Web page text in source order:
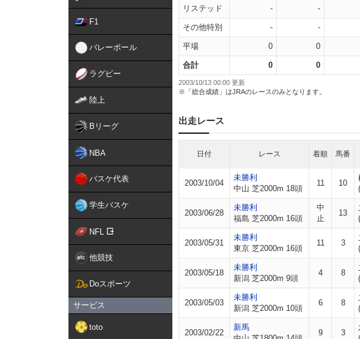
F1
バレーボール
ラグビー
陸上
Bリーグ
NBA
バスケ代表
学生バスケ
NFL
他競技
Doスポーツ
サービス
toto
リステッド - -
その他特別 - -
平場 0 0
合計 0 0
2003/10/13 00:00 更新
※「総合成績」はJRAのレースのみとなります。
出走レース
日付 レース 着順 馬番
2003/10/04
未勝利
中山 芝2000m 18頭
11 10
2003/06/28
未勝利
福島 芝2000m 16頭
中
止
13
2003/05/31
未勝利
東京 芝2000m 16頭
11 3
2003/05/18
未勝利
新潟 芝2000m 9頭
4 8
2003/05/03
未勝利
新潟 芝2000m 10頭
6 8
2003/02/22
新馬
9 3